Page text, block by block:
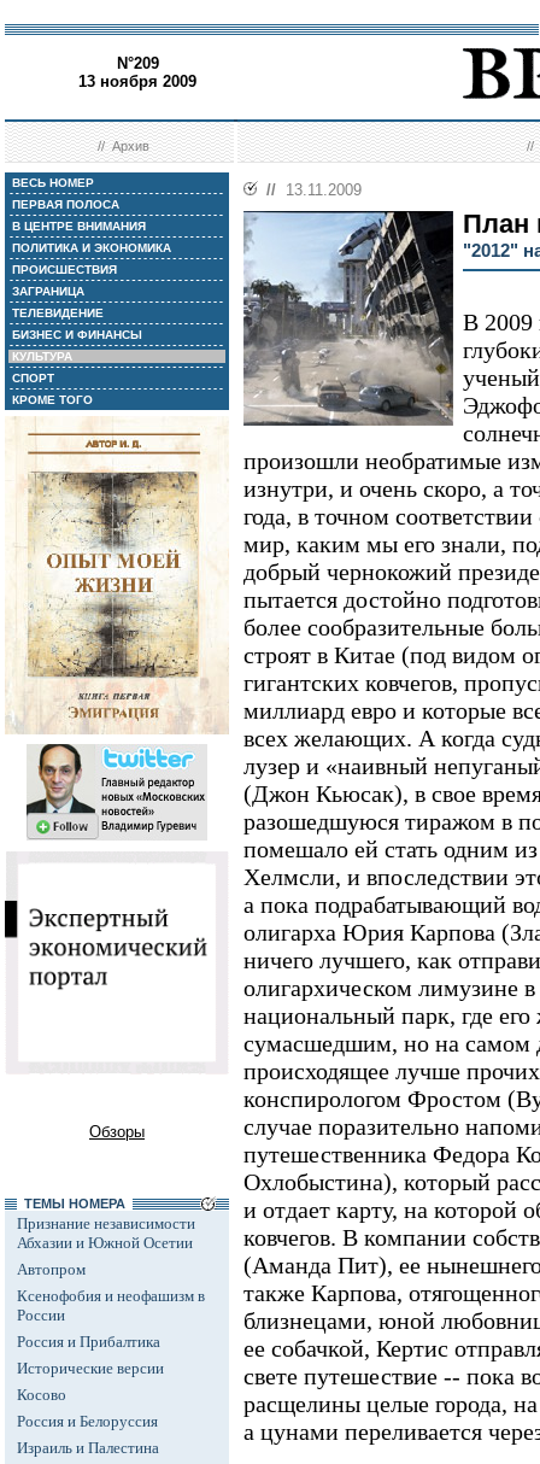
N°209
13 ноября 2009
//Архив //
ВЕСЬ НОМЕР
ПЕРВАЯ ПОЛОСА
В ЦЕНТРЕ ВНИМАНИЯ
ПОЛИТИКА И ЭКОНОМИКА
ПРОИСШЕСТВИЯ
ЗАГРАНИЦА
ТЕЛЕВИДЕНИЕ
БИЗНЕС И ФИНАНСЫ
КУЛЬТУРА
СПОРТ
КРОМЕ ТОГО
Обзоры
ТЕМЫ НОМЕРА
Признание независимости
Абхазии и Южной Осетии
Автопром
Ксенофобия и неофашизм в
России
Россия и Прибалтика
Исторические версии
Косово
Россия и Белоруссия
Израиль и Палестина
// 13.11.2009
План
"2012"
В 2009
произошли необратимые
изнутри, и очень скоро, а
года, в точном
мир, каким мы его знали,
добрый чернокожий
пытается достойно
более сообразительные
строят в Китае (под видом
гигантских ковчегов,
миллиард евро и которые
всех желающих. А когда
лузер и «наивный
(Джон Кьюсак), в свое
разошедшуюся тиражом в
помешало ей стать одним
Хелмсли, и впоследствии
а пока подрабатывающий
олигарха Юрия Карпова
ничего лучшего, как
олигархическом лимузине
национальный парк, где его
сумасшедшим, но на
происходящее лучше
конспирологом Фростом
случае поразительно
путешественника Федора
Охлобыстина), который
и отдает карту, на которой
ковчегов. В компании
(Аманда Пит), ее
также Карпова,
близнецами, юной
ее собачкой, Кертис
свете путешествие -- пока
расщелины целые города,
а цунами переливается